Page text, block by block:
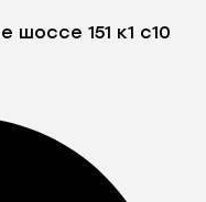
шоссе 151 к1 с10